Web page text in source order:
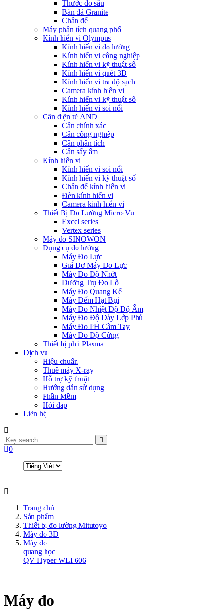
Thước đo sâu
Bàn đá Granite
Chân đế
Máy phân tích quang phổ
Kính hiển vi Olympus
Kính hiển vi đo lường
Kính hiển vi công nghiệp
Kính hiển vi kỹ thuật số
Kính hiển vi quét 3D
Kính hiển vi tra độ sạch
Camera kính hiển vi
Kính hiển vi kỹ thuật số
Kính hiển vi soi nổi
Cân điện tử AND
Cân chính xác
Cân công nghiệp
Cân phân tích
Cân sấy ẩm
Kính hiển vi
Kính hiển vi soi nổi
Kính hiển vi kỹ thuật số
Chân đế kính hiển vi
Đèn kính hiển vi
Camera kính hiển vi
Thiết Bị Đo Lường Micro·Vu
Excel series
Vertex series
Máy đo SINOWON
Dụng cụ đo lường
Máy Đo Lực
Giá Đỡ Máy Đo Lực
Máy Đo Độ Nhớt
Dưỡng Trụ Đo Lỗ
Máy Đo Quang Kế
Máy Đếm Hạt Bụi
Máy Đo Nhiệt Độ Độ Ẩm
Máy Đo Độ Dày Lớp Phủ
Máy Đo PH Cầm Tay
Máy Đo Độ Cứng
Thiết bị phủ Plasma
Dịch vụ
Hiệu chuẩn
Thuê máy X-ray
Hỗ trợ kỹ thuật
Hướng dẫn sử dụng
Phần Mềm
Hỏi đáp
Liên hệ
0
Trang chủ
Sản phẩm
Thiết bị đo lường Mitutoyo
Máy đo 3D
Máy đo
quang học
QV Hyper WLI 606
Máy đo